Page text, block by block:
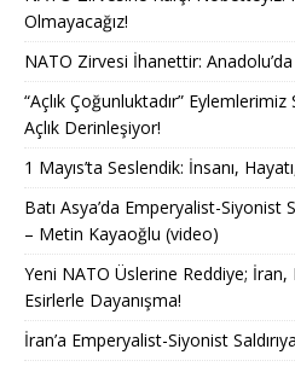
Olmayacağız!
NATO Zirvesi İhanettir:
“Açlık Çoğunluktadır”
Açlık Derinleşiyor!
1 Mayıs’ta Seslendik: İnsanı,
Batı Asya’da Emperyalist-Siyonist
– Metin Kayaoğlu (video)
Yeni NATO Üslerine Reddiye;
Esirlerle Dayanışma!
İran’a Emperyalist-Siyonist